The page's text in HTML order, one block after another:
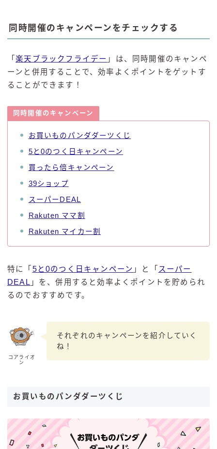
同時開催のキャンペーンをチェックする
「楽天ブラックフライデー 」は、同時開催のキャンペ
ーンと併用することで、効率よくポイントをゲットす
ることができます！
同時開催のキャンペーン
お買いものパンダダーツくじ
5と0のつく日キャンペーン
買ったら倍キャンペーン
39ショップ
スーパーDEAL
Rakuten ママ割
Rakuten マイカー割
特に「 5と0のつく日キャンペーン 」と「 スーパー
DEAL 」を、併用すると効率よくポイントを貯められ
るのでおすすめです。
コアライオ
ン
それぞれのキャンペーンを紹介していく
ね！
お買いものパンダダーツくじ